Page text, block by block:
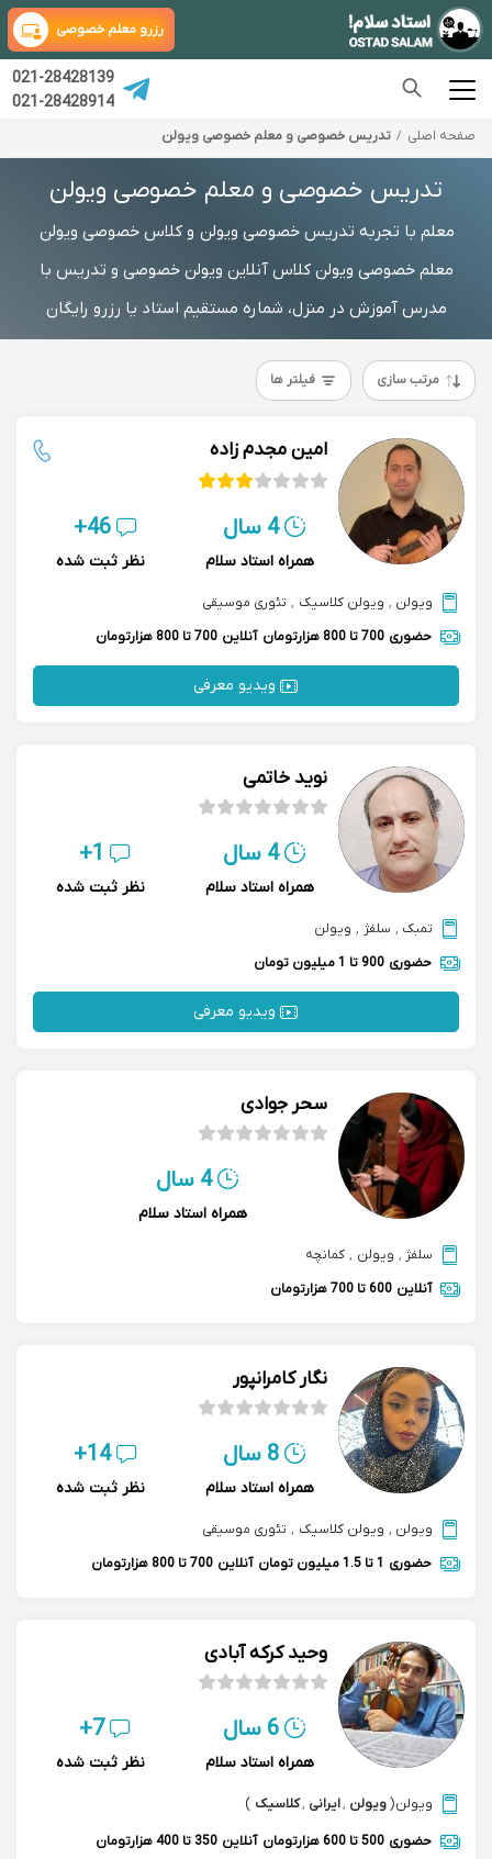
رزرو معلم خصوصی
021-28428139
021-28428914
صفحه اصلی تدریس خصوصی و معلم خصوصی ویولن
تدریس خصوصی و معلم خصوصی ویولن
معلم با تجربه تدریس خصوصی ویولن و کلاس خصوصی ویولن
معلم خصوصی ویولن کلاس آنلاین ویولن خصوصی و تدریس با
مدرس آموزش در منزل، شماره مستقیم استاد یا رزرو رایگان
مرتب سازی فیلتر ها
امین مجدم زاده
4 سال
همراه استاد سلام
46+
نظر ثبت شده
ویولن , ویولن کلاسیک , تئوری موسیقی
حضوری 700 تا 800 هزارتومان آنلاین 700 تا 800 هزارتومان
ویدیو معرفی
نوید خاتمی
4 سال
همراه استاد سلام
1+
نظر ثبت شده
تمبک , سلفژ , ویولن
حضوری 900 تا 1 میلیون تومان
ویدیو معرفی
سحر جوادی
4 سال
همراه استاد سلام
سلفژ , ویولن , کمانچه
آنلاین 600 تا 700 هزارتومان
نگار کامرانپور
8 سال
همراه استاد سلام
14+
نظر ثبت شده
ویولن , ویولن کلاسیک , تئوری موسیقی
حضوری 1 تا 1.5 میلیون تومان آنلاین 700 تا 800 هزارتومان
وحید کرکه آبادی
6 سال
همراه استاد سلام
7+
نظر ثبت شده
ویولن(ویولن ,ایرانی ,کلاسیک )
حضوری 500 تا 600 هزارتومان آنلاین 350 تا 400 هزارتومان